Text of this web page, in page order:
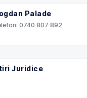
Palade
0740 807 892
Juridice